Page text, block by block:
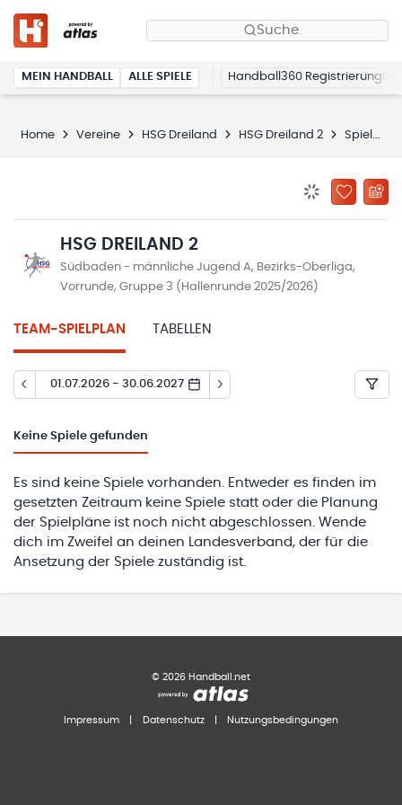
Suche
MEIN HANDBALL ALLE SPIELE Handball360 Registrierung
Home Vereine HSG Dreiland HSG Dreiland 2 Spielplan
ZU
HSG DREILAND 2
Südbaden - männliche Jugend A, Bezirks-Oberliga,
Vorrunde, Gruppe 3 (Hallenrunde 2025/2026)
TEAM-SPIELPLAN TABELLEN
01.07.2026 - 30.06.2027
Keine Spiele gefunden
Es sind keine Spiele vorhanden. Entweder es finden im
gesetzten Zeitraum keine Spiele statt oder die Planung
der Spielpläne ist noch nicht abgeschlossen. Wende
dich im Zweifel an deinen Landesverband, der für die
Ansetzung der Spiele zuständig ist.
© 2026 Handball.net
Impressum Datenschutz Nutzungsbedingungen